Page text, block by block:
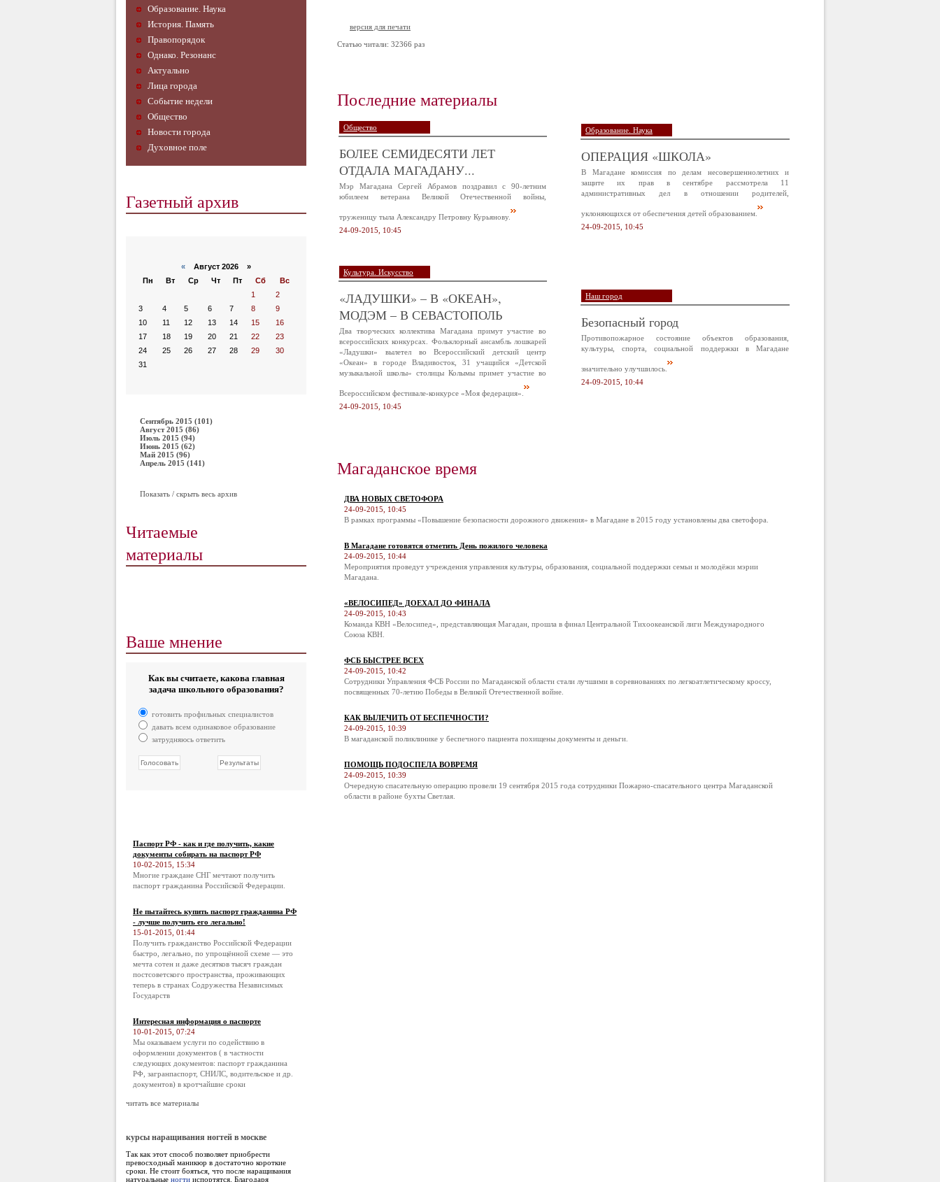
Образование. Наука
История. Память
Правопорядок
Однако. Резонанс
Актуально
Лица города
Событие недели
Общество
Новости города
Духовное поле
Газетный архив
« Август 2026 »
Пн
Вт Ср Чт Пт Сб
Вс
1
2
3
4 5 6 7 8
9
10
11 12 13 14 15
16
17
18 19 20 21 22
23
24
25 26 27 28 29
30
31
Сентябрь 2015 (101)
Август 2015 (86)
Июль 2015 (94)
Июнь 2015 (62)
Май 2015 (96)
Апрель 2015 (141)
Показать / скрыть весь архив
Читаемые
материалы
Ваше мнение
Как вы считаете, какова главная
задача школьного образования?
готовить профильных специалистов
давать всем одинаковое образование
затрудняюсь ответить
Паспорт РФ - как и где получить, какие
документы собирать на паспорт РФ
10-02-2015, 15:34
Многие граждане СНГ мечтают получить
паспорт гражданина Российской Федерации.
Не пытайтесь купить паспорт гражданина РФ
- лучше получить его легально!
15-01-2015, 01:44
Получить гражданство Российской Федерации
быстро, легально, по упрощённой схеме — это
мечта сотен и даже десятков тысяч граждан
постсоветского пространства, проживающих
теперь в странах Содружества Независимых
Государств
Интересная информация о паспорте
10-01-2015, 07:24
Мы оказываем услуги по содействию в
оформлении документов ( в частности
следующих документов: паспорт гражданина
РФ, загранпаспорт, СНИЛС, водительское и др.
документов) в кротчайшие сроки
читать все материалы
курсы наращивания ногтей в москве
Так как этот способ позволяет приобрести
превосходный маникюр в достаточно короткие
сроки. Не стоит бояться, что после наращивания
натуральные ногти испортятся. Благодаря
версия для печати
Статью читали: 32366 раз
Последние материалы
Общество
БОЛЕЕ СЕМИДЕСЯТИ ЛЕТ
ОТДАЛА МАГАДАНУ...
Мэр Магадана Сергей Абрамов поздравил с 90-летним
юбилеем ветерана Великой Отечественной войны,
труженицу тыла Александру Петровну Курьянову.
24-09-2015, 10:45
Образование. Наука
ОПЕРАЦИЯ «ШКОЛА»
В Магадане комиссия по делам несовершеннолетних и
защите их прав в сентябре рассмотрела 11
административных дел в отношении родителей,
уклоняющихся от обеспечения детей образованием.
24-09-2015, 10:45
Культура. Искусство
«ЛАДУШКИ» – В «ОКЕАН»,
МОДЭМ – В СЕВАСТОПОЛЬ
Два творческих коллектива Магадана примут участие во
всероссийских конкурсах. Фольклорный ансамбль лошкарей
«Ладушки» вылетел во Всероссийский детский центр
«Океан» в городе Владивосток, 31 учащийся «Детской
музыкальной школы» столицы Колымы примет участие во
Всероссийском фестивале-конкурсе «Моя федерация».
24-09-2015, 10:45
Наш город
Безопасный город
Противопожарное состояние объектов образования,
культуры, спорта, социальной поддержки в Магадане
значительно улучшилось.
24-09-2015, 10:44
Магаданское время
ДВА НОВЫХ СВЕТОФОРА
24-09-2015, 10:45
В рамках программы «Повышение безопасности дорожного движения» в Магадане в 2015 году установлены два светофора.
В Магадане готовятся отметить День пожилого человека
24-09-2015, 10:44
Мероприятия проведут учреждения управления культуры, образования, социальной поддержки семьи и молодёжи мэрии
Магадана.
«ВЕЛОСИПЕД» ДОЕХАЛ ДО ФИНАЛА
24-09-2015, 10:43
Команда КВН «Велосипед», представляющая Магадан, прошла в финал Центральной Тихоокеанской лиги Международного
Союза КВН.
ФСБ БЫСТРЕЕ ВСЕХ
24-09-2015, 10:42
Сотрудники Управления ФСБ России по Магаданской области стали лучшими в соревнованиях по легкоатлетическому кроссу,
посвященных 70-летию Победы в Великой Отечественной войне.
КАК ВЫЛЕЧИТЬ ОТ БЕСПЕЧНОСТИ?
24-09-2015, 10:39
В магаданской поликлинике у беспечного пациента похищены документы и деньги.
ПОМОЩЬ ПОДОСПЕЛА ВОВРЕМЯ
24-09-2015, 10:39
Очередную спасательную операцию провели 19 сентября 2015 года сотрудники Пожарно-спасательного центра Магаданской
области в районе бухты Светлая.